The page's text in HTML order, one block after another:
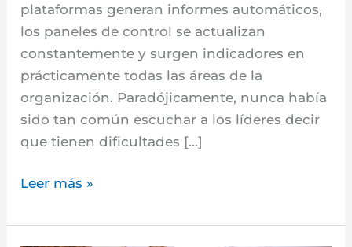
plataformas generan informes automáticos,
los paneles de control se actualizan
constantemente y surgen indicadores en
prácticamente todas las áreas de la
organización. Paradójicamente, nunca había
sido tan común escuchar a los líderes decir
que tienen dificultades […]
Leer más »